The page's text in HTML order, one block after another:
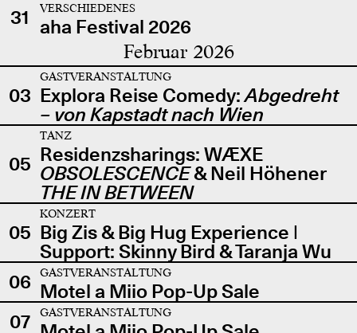
31
VERSCHIEDENES
aha Festival 2026
Februar 2026
03
GASTVERANSTALTUNG
Explora Reise Comedy:Abgedreht
– von Kapstadt nach Wien
05
TANZ
Residenzsharings: WÆXE
OBSOLESCENCE& Neil Höhener
THE IN BETWEEN
05
KONZERT
Big Zis & Big Hug Experience |
Support: Skinny Bird & Taranja Wu
06
GASTVERANSTALTUNG
Motel a Miio Pop-Up Sale
07
GASTVERANSTALTUNG